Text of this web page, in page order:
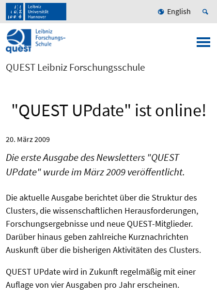
English
QUEST Leibniz Forschungsschule
"QUEST UPdate" ist online!
20. März 2009
Die erste Ausgabe des Newsletters "QUEST
UPdate" wurde im März 2009 veröffentlicht.
Die aktuelle Ausgabe berichtet über die Struktur des
Clusters, die wissenschaftlichen Herausforderungen,
Forschungsergebnisse und neue QUEST-Mitglieder.
Darüber hinaus geben zahlreiche Kurznachrichten
Auskunft über die bisherigen Aktivitäten des Clusters.
QUEST UPdate wird in Zukunft regelmäßig mit einer
Auflage von vier Ausgaben pro Jahr erscheinen.